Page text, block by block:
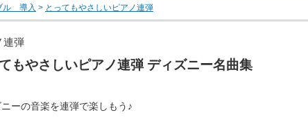
ル 導入 > とってもやさしいピアノ連弾
連弾
もやさしいピアノ連弾 ディズニー名曲集
ーの音楽を連弾で楽しもう♪